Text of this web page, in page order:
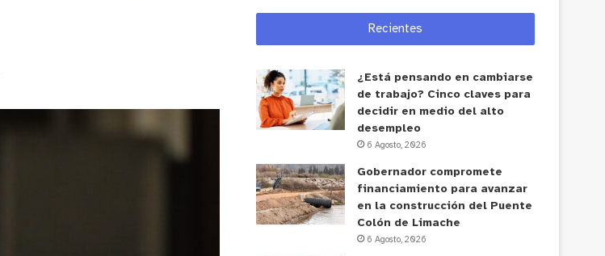
Recientes
¿Está pensando en cambiarse
de trabajo? Cinco claves para
decidir en medio del alto
desempleo
6 Agosto, 2026
Gobernador compromete
financiamiento para avanzar
en la construcción del Puente
Colón de Limache
6 Agosto, 2026